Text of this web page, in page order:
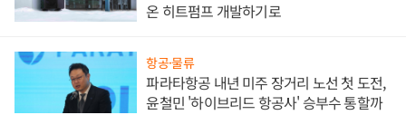
온 히트펌프 개발하기로
항공·물류
파라타항공 내년 미주 장거리 노선 첫 도전,
윤철민 '하이브리드 항공사' 승부수 통할까